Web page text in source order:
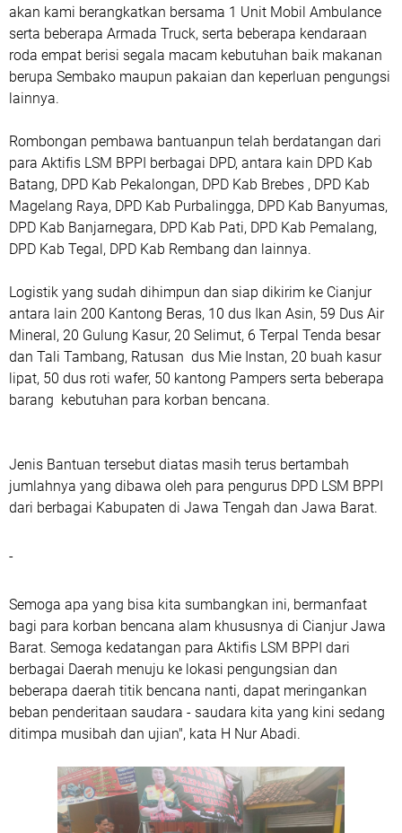
akan kami berangkatkan bersama 1 Unit Mobil Ambulance
serta beberapa Armada Truck, serta beberapa kendaraan
roda empat berisi segala macam kebutuhan baik makanan
berupa Sembako maupun pakaian dan keperluan pengungsi
lainnya.
Rombongan pembawa bantuanpun telah berdatangan dari
para Aktifis LSM BPPI berbagai DPD, antara kain DPD Kab
Batang, DPD Kab Pekalongan, DPD Kab Brebes , DPD Kab
Magelang Raya, DPD Kab Purbalingga, DPD Kab Banyumas,
DPD Kab Banjarnegara, DPD Kab Pati, DPD Kab Pemalang,
DPD Kab Tegal, DPD Kab Rembang dan lainnya.
Logistik yang sudah dihimpun dan siap dikirim ke Cianjur
antara lain 200 Kantong Beras, 10 dus Ikan Asin, 59 Dus Air
Mineral, 20 Gulung Kasur, 20 Selimut, 6 Terpal Tenda besar
dan Tali Tambang, Ratusan dus Mie Instan, 20 buah kasur
lipat, 50 dus roti wafer, 50 kantong Pampers serta beberapa
barang kebutuhan para korban bencana.
Jenis Bantuan tersebut diatas masih terus bertambah
jumlahnya yang dibawa oleh para pengurus DPD LSM BPPI
dari berbagai Kabupaten di Jawa Tengah dan Jawa Barat.
-
Semoga apa yang bisa kita sumbangkan ini, bermanfaat
bagi para korban bencana alam khususnya di Cianjur Jawa
Barat. Semoga kedatangan para Aktifis LSM BPPI dari
berbagai Daerah menuju ke lokasi pengungsian dan
beberapa daerah titik bencana nanti, dapat meringankan
beban penderitaan saudara - saudara kita yang kini sedang
ditimpa musibah dan ujian", kata H Nur Abadi.